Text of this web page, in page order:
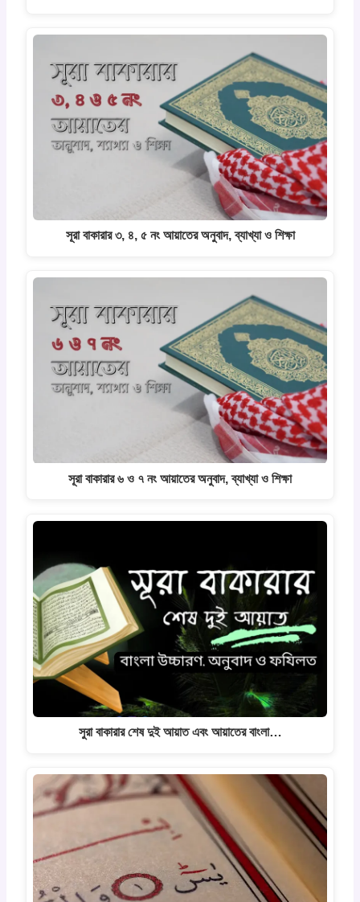
সূরা বাকারার ৩, ৪, ৫ নং আয়াতের অনুবাদ, ব্যাখ্যা ও শিক্ষা
সূরা বাকারার ৬ ও ৭ নং আয়াতের অনুবাদ, ব্যাখ্যা ও শিক্ষা
সুরা বাকারার শেষ দুই আয়াত এবং আয়াতের বাংলা…